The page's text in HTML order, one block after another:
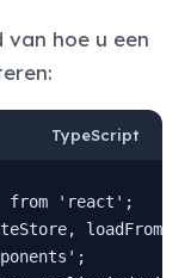
van hoe u een
TypeScript
from 'react';